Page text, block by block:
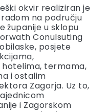
okvir realiziran je
na području
županije u sklopu
Conulsuting
posjete
termama,
i ostalim
Zagorja. Uz to,
i Zagorskom